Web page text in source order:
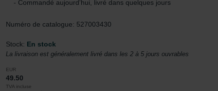
- Commandé aujourd'hui, livré dans quelques jours
Numéro de catalogue: 527003430
Stock: En stock
La livraison est généralement livré dans les 2 à 5 jours ouvrables
EUR
49.50
TVA incluse